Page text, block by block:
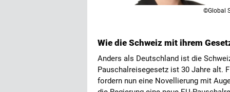
©Global
Wie die Schweiz mit ihrem
Anders als Deutschland ist die
Pauschalreisegesetz ist 30 Jahre alt.
fordern nun eine Novellierung mit